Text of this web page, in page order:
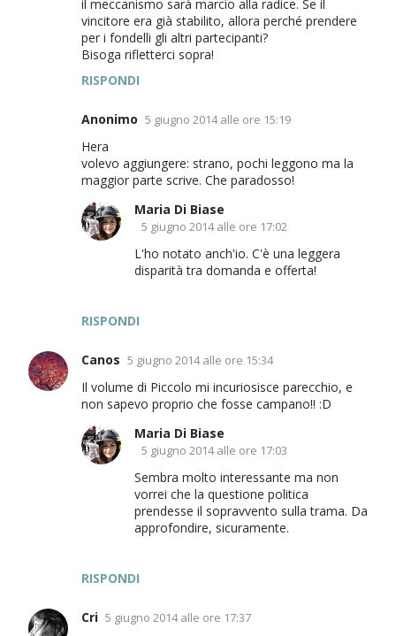
il meccanismo sarà marcio alla radice. Se il
vincitore era già stabilito, allora perché prendere
per i fondelli gli altri partecipanti?
Bisoga rifletterci sopra!
RISPONDI
Anonimo 5 giugno 2014 alle ore 15:19
Hera
volevo aggiungere: strano, pochi leggono ma la
maggior parte scrive. Che paradosso!
RISPONDI
Maria Di Biase
5 giugno 2014 alle ore 17:02
L'ho notato anch'io. C'è una leggera
disparità tra domanda e offerta!
Canos 5 giugno 2014 alle ore 15:34
Il volume di Piccolo mi incuriosisce parecchio, e
non sapevo proprio che fosse campano!! :D
RISPONDI
Maria Di Biase
5 giugno 2014 alle ore 17:03
Sembra molto interessante ma non
vorrei che la questione politica
prendesse il sopravvento sulla trama. Da
approfondire, sicuramente.
Cri 5 giugno 2014 alle ore 17:37